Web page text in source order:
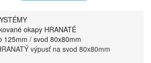
okapy HRANATÉ
125mm / svod 80x80mm
výpusť na svod 80x80mm